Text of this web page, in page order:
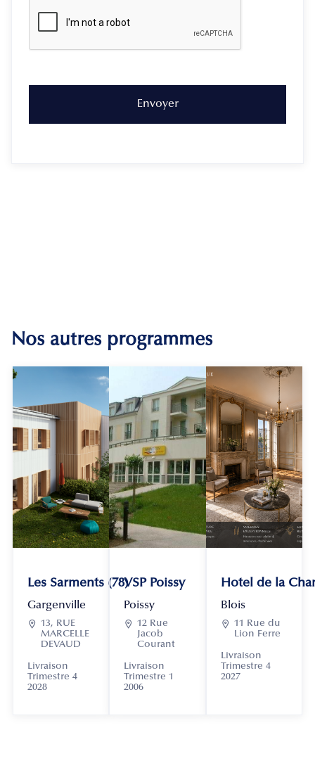
Nos autres programmes
Les Sarments (78)
Gargenville
 13, RUE
MARCELLE
DEVAUD
Livraison
Trimestre 4
2028
VSP Poissy
Poissy
 12 Rue
Jacob
Courant
Livraison
Trimestre 1
2006
Hotel de la
Blois
 11 Rue du
Lion Ferre
Livraison
Trimestre 4
2027